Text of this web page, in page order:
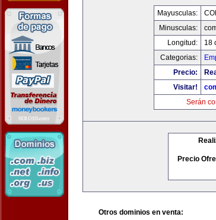
Mayusculas:
Minusculas:
Longitud:
18
Categorias:
Precio:
Visitar!
Serán
Precio
Otros dominios en venta: